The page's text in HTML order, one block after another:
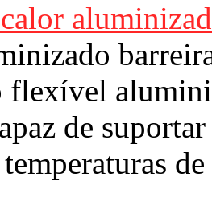
flexível
de